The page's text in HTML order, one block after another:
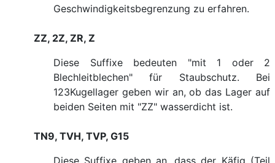
Geschwindigkeitsbegrenzung zu erfahren.
ZZ, 2Z, ZR, Z
Diese Suffixe bedeuten "mit 1 oder 2
Blechleitblechen" für Staubschutz. Bei
123Kugellager geben wir an, ob das Lager auf
beiden Seiten mit "ZZ" wasserdicht ist.
TN9, TVH, TVP, G15
Diese Suffixe geben an, dass der Käfig (Teil